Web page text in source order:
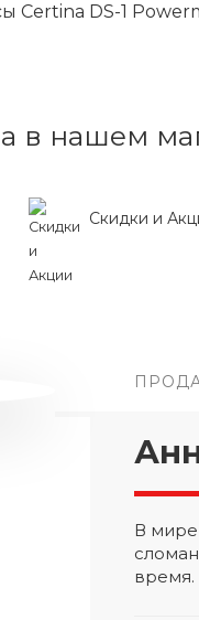
Certina DS-1
в нашем
Скидки и
В
время.